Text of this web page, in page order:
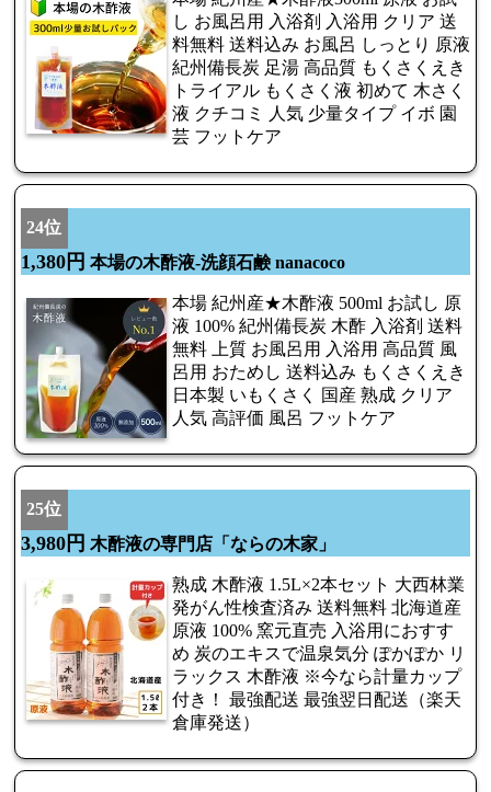
し お風呂用 入浴剤 入浴用 クリア 送
料無料 送料込み お風呂 しっとり 原液
紀州備長炭 足湯 高品質 もくさくえき
トライアル もくさく液 初めて 木さく
液 クチコミ 人気 少量タイプ イボ 園
芸 フットケア
24位
1,380円 本場の木酢液-洗顔石鹸 nanacoco
本場 紀州産★木酢液 500ml お試し 原
液 100% 紀州備長炭 木酢 入浴剤 送料
無料 上質 お風呂用 入浴用 高品質 風
呂用 おためし 送料込み もくさくえき
日本製 いもくさく 国産 熟成 クリア
人気 高評価 風呂 フットケア
25位
3,980円 木酢液の専門店「ならの木家」
熟成 木酢液 1.5L×2本セット 大西林業
発がん性検査済み 送料無料 北海道産
原液 100% 窯元直売 入浴用におすす
め 炭のエキスで温泉気分 ぽかぽか リ
ラックス 木酢液 ※今なら計量カップ
付き！ 最強配送 最強翌日配送（楽天
倉庫発送）